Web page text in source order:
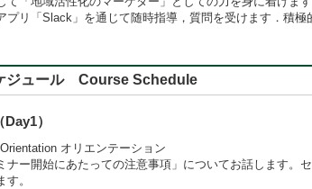
プリ「Slack」を通じて随時指導，質問を受けます．積
ジュール Course Schedule
）
オリエンテーション
ナー開始にあたっての注意事項」についてお話します
す。